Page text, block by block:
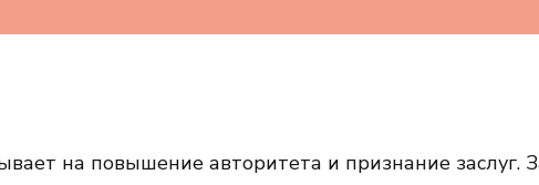
на повышение авторитета и признание